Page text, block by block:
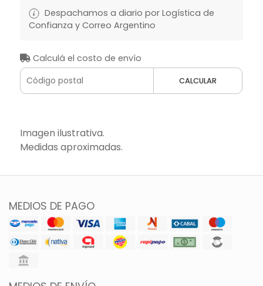
Despachamos a diario por Logística de
Confianza y Correo Argentino
Calculá el costo de envío
CALCULAR
Imagen ilustrativa.
Medidas aproximadas.
MEDIOS DE PAGO